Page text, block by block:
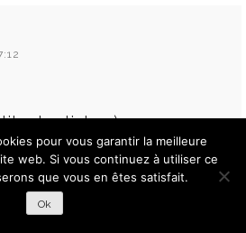
bestioles :)
de neige tout dodu, il est
pour vous garantir la meilleure
web. Si vous continuez à utiliser ce
que vous en êtes satisfait.
Ok